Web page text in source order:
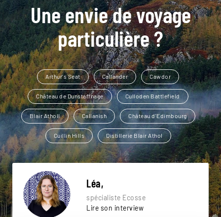
Une envie de voyage
particulière ?
Arthur's Seat Callander Cawdor
Château de Dunstaffnage Culloden Battlefield
Blair Atholl Callanish Château d'Edimbourg
Cuillin Hills Distillerie Blair Athol
Léa,
spécialiste Ecosse
Lire son interview